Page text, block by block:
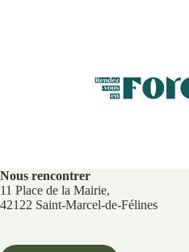
Nous rencontrer
11 Place de la Mairie,
42122 Saint-Marcel-de-Félines